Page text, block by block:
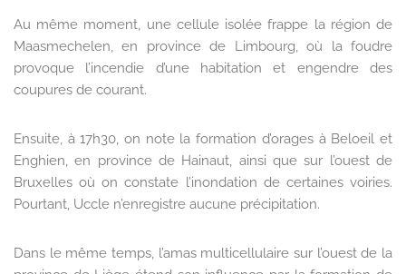
Au même moment, une cellule isolée frappe la région de
Maasmechelen, en province de Limbourg, où la foudre
provoque l’incendie d’une habitation et engendre des
coupures de courant.
Ensuite, à 17h30, on note la formation d’orages à Beloeil et
Enghien, en province de Hainaut, ainsi que sur l’ouest de
Bruxelles où on constate l’inondation de certaines voiries.
Pourtant, Uccle n’enregistre aucune précipitation.
Dans le même temps, l’amas multicellulaire sur l’ouest de la